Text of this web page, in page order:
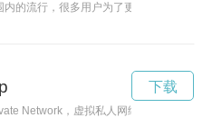
内的流行，很多用户为了更好地观看视频
Network，虚拟私人网络）能够保护用
下载